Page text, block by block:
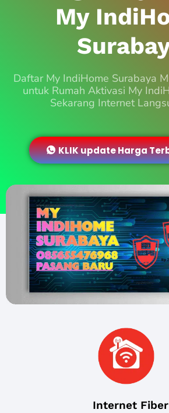
My
Daftar My IndiHome Surabaya
untuk Rumah Aktivasi My
Sekarang Internet
KLIK update Harga
Internet Fiber